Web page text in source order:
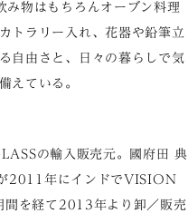
物はもちろんオーブン料理
トラリー入れ、花器や鉛筆立
自由さと、日々の暮らしで気
えている。
の輸入販売元。國府田 典
2011年にインドでVISION
間を経て2013年より卸／販売